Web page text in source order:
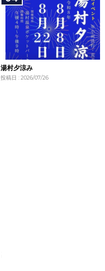
湯村夕涼み
投稿日 : 2026/07/26